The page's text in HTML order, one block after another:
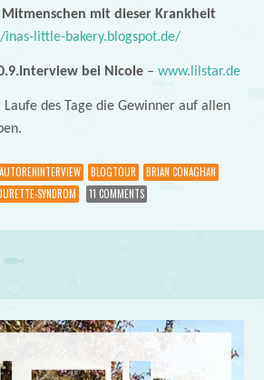
Mitmenschen mit dieser Krankheit
inas-little-bakery.blogspot.de/
bei Nicole –www.lilstar.de
des Tage die Gewinner auf allen
AUTORENINTERVIEW BLOGTOUR
BRIAN CONAGHAN
SYNDROM 11 COMMENTS